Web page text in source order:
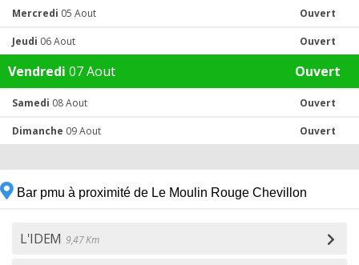
Mercredi 05 Aout Ouvert
Jeudi 06 Aout Ouvert
Vendredi 07 Aout Ouvert
Samedi 08 Aout Ouvert
Dimanche 09 Aout Ouvert
Bar pmu à proximité de Le Moulin Rouge Chevillon
L'IDEM 9,47 Km